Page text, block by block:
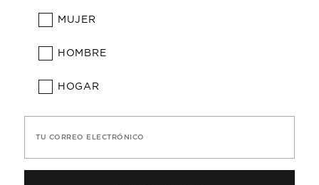
MUJER
HOMBRE
HOGAR
TU CORREO ELECTRÓNICO